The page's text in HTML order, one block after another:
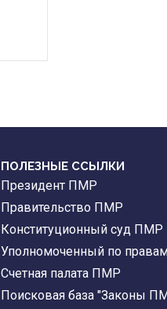
ПОЛЕЗНЫЕ ССЫЛКИ
Президент ПМР
Правительство ПМР
Конституционный суд ПМР
Уполномоченный по
Счетная палата ПМР
Поисковая база "Законы